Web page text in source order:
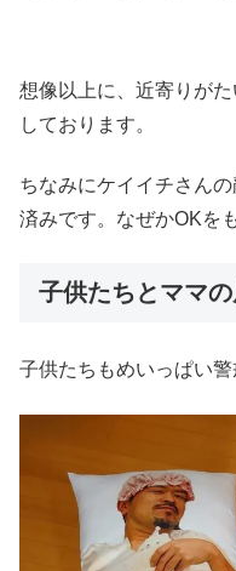
想像以上に、近寄りが
しております。
ちなみにケイイチさん
済みです。なぜかOKを
子供たちとママ
子供たちもめいっぱい警